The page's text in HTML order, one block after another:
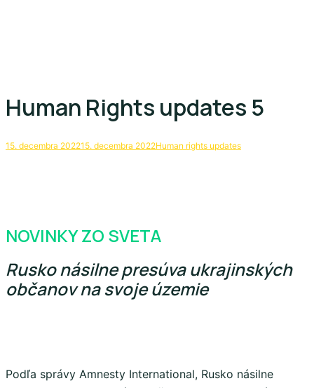
Human Rights updates 5
15. decembra 202215. decembra 2022Human rights updates
NOVINKY ZO SVETA
Rusko násilne presúva ukrajinských
občanov na svoje územie
Podľa správy Amnesty International, Rusko násilne